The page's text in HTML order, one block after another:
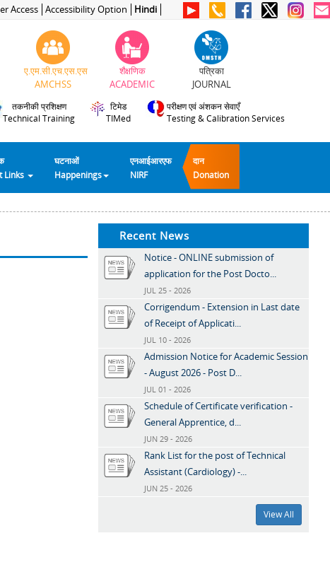
Access Accessibility Option Hindi
ए.एम.सी.एच.एस.एस
AMCHSS
शैक्षणिक
ACADEMIC
पत्रिका
JOURNAL
तकनीकी प्रशिक्षण
Technical Training
टिमेड
TIMed
परीक्षण एवं अंशकन सेवाएँ
Testing & Calibration Services
Links
घटनाओं
Happenings
एनआईआरएफ
NIRF
दान
Donation
Recent News
Notice - ONLINE submission of
application for the Post Docto...
JUL 25 - 2026
Corrigendum - Extension in Last date
of Receipt of Applicati...
JUL 10 - 2026
Admission Notice for Academic Session
- August 2026 - Post D...
JUL 01 - 2026
Schedule of Certificate verification -
General Apprentice, d...
JUN 29 - 2026
Rank List for the post of Technical
Assistant (Cardiology) -...
JUN 25 - 2026
View All